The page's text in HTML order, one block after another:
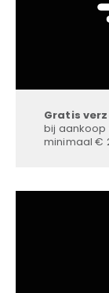
Gratis
bij aankoop
minimaal €